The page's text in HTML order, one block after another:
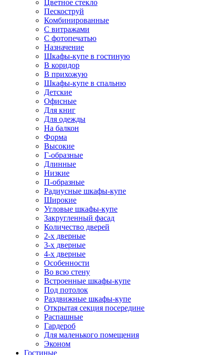
Цветное стекло
Пескоструй
Комбинированные
С витражами
С фотопечатью
Назначение
Шкафы-купе в гостиную
В коридор
В прихожую
Шкафы-купе в спальню
Детские
Офисные
Для книг
Для одежды
На балкон
Форма
Высокие
Г-образные
Длинные
Низкие
П-образные
Радиусные шкафы-купе
Широкие
Угловые шкафы-купе
Закругленный фасад
Количество дверей
2-х дверные
3-х дверные
4-х дверные
Особенности
Во всю стену
Встроенные шкафы-купе
Под потолок
Раздвижные шкафы-купе
Открытая секция посередине
Распашные
Гардероб
Для маленького помещения
Эконом
Гостиные